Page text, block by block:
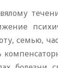
семью,